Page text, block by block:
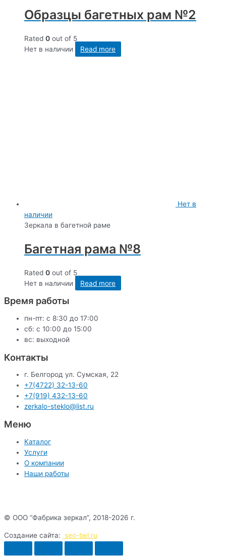
Образцы багетных рам №2
Rated 0 out of 5
Нет в наличии
Read more
Нет в
наличии
Зеркала в багетной раме
Багетная рама №8
Rated 0 out of 5
Нет в наличии
Read more
Время работы
пн-пт: с 8:30 до 17:00
сб: c 10:00 до 15:00
вс: выходной
Контакты
г. Белгород ул. Сумская, 22
+7(4722) 32-13-60
+7(919) 432-13-60
zerkalo-steklo@list.ru
Меню
Каталог
Услуги
О компании
Наши работы
© ООО “Фабрика зеркал”, 2018-2026 г.
Создание сайта: seo-bel.ru